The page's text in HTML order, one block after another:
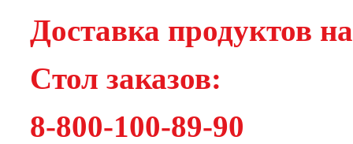
Доставка продуктов
Cтол заказов:
8-800-100-89-90